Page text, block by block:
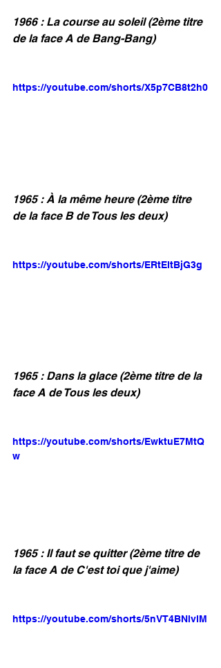
1966 : La course au soleil (2ème titre
de la face A de Bang-Bang)
https://youtube.com/shorts/X5p7CB8t2h0
1965 : À la même heure (2ème titre
de la face B de Tous les deux)
https://youtube.com/shorts/ERtEltBjG3g
1965 : Dans la glace (2ème titre de la
face A de Tous les deux)
https://youtube.com/shorts/EwktuE7MtQ
w
1965 : Il faut se quitter (2ème titre de
la face A de C'est toi que j'aime)
https://youtube.com/shorts/5nVT4BNlvlM